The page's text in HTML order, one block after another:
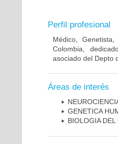
Perfil profesional
Médico,
Colombia,
asociado del Depto
Áreas de interés
GENETICA
BIOLOGIA